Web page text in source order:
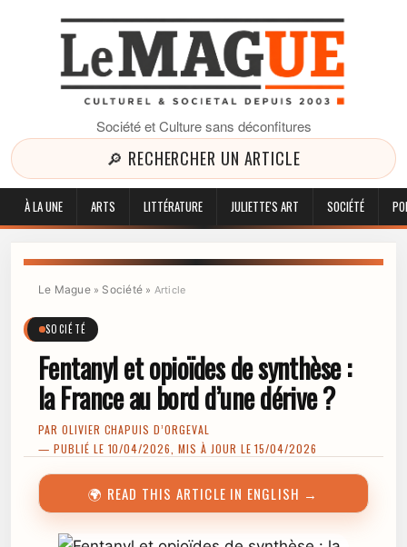
Société et Culture sans déconfitures
🔎 RECHERCHER UN ARTICLE
À LA UNE ARTS LITTÉRATURE JULIETTE'S ART SOCIÉTÉ
Le Mague» Société» Article
SOCIÉTÉ
Fentanyl et opioïdes de synthèse :
la France au bord d’une dérive ?
PAR OLIVIER CHAPUIS D’ORGEVAL
— PUBLIÉ LE 10/04/2026, MIS À JOUR LE 15/04/2026
🌍 READ THIS ARTICLE IN ENGLISH →